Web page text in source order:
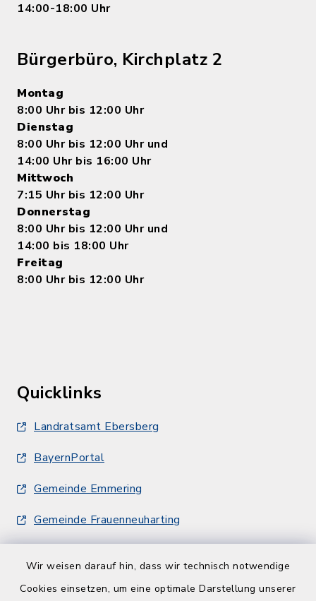
Wir weisen darauf hin, dass wir technisch notwendige
Cookies einsetzen, um eine optimale Darstellung unserer
14:00-18:00 Uhr
Bürgerbüro, Kirchplatz 2
Montag
8:00 Uhr bis 12:00 Uhr
Dienstag
8:00 Uhr bis 12:00 Uhr und
14:00 Uhr bis 16:00 Uhr
Mittwoch
7:15 Uhr bis 12:00 Uhr
Donnerstag
8:00 Uhr bis 12:00 Uhr und
14:00 bis 18:00 Uhr
Freitag
8:00 Uhr bis 12:00 Uhr
Quicklinks
Landratsamt Ebersberg
BayernPortal
Gemeinde Emmering
Gemeinde Frauenneuharting